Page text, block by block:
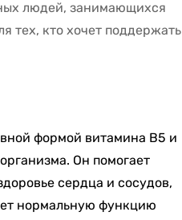
людей, занимающихся
тех, кто хочет поддержать
формой витамина В5 и
Он помогает
сердца и сосудов,
нормальную функцию